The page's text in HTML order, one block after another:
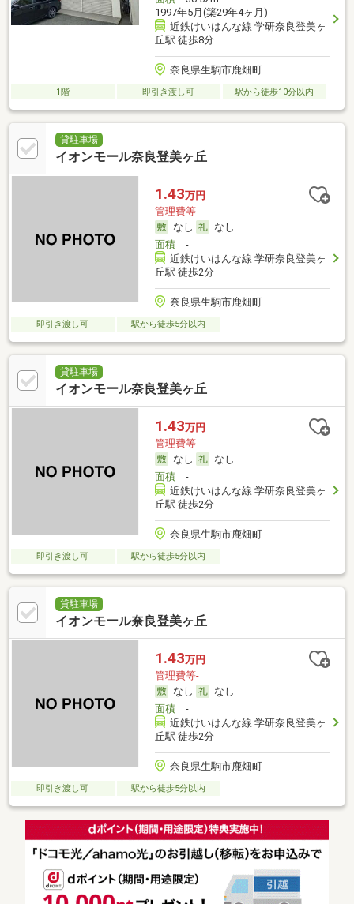
1997年5月(築29年4ヶ月)
近鉄けいはんな線 学研奈良登美ヶ
丘駅 徒歩8分
奈良県生駒市鹿畑町
1階 即引き渡し可 駅から徒歩10分以内
貸駐車場
イオンモール奈良登美ヶ丘
1.43万円
管理費等-
なし
なし
面積-
近鉄けいはんな線 学研奈良登美ヶ
丘駅 徒歩2分
奈良県生駒市鹿畑町
即引き渡し可 駅から徒歩5分以内
貸駐車場
イオンモール奈良登美ヶ丘
1.43万円
管理費等-
なし
なし
面積-
近鉄けいはんな線 学研奈良登美ヶ
丘駅 徒歩2分
奈良県生駒市鹿畑町
即引き渡し可 駅から徒歩5分以内
貸駐車場
イオンモール奈良登美ヶ丘
1.43万円
管理費等-
なし
なし
面積-
近鉄けいはんな線 学研奈良登美ヶ
丘駅 徒歩2分
奈良県生駒市鹿畑町
即引き渡し可 駅から徒歩5分以内